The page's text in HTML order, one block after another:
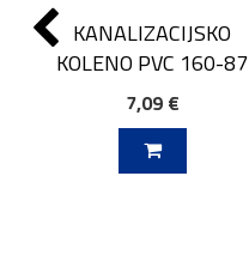
KANALIZACIJSKO
KOLENO PVC 160-87
7,09 €